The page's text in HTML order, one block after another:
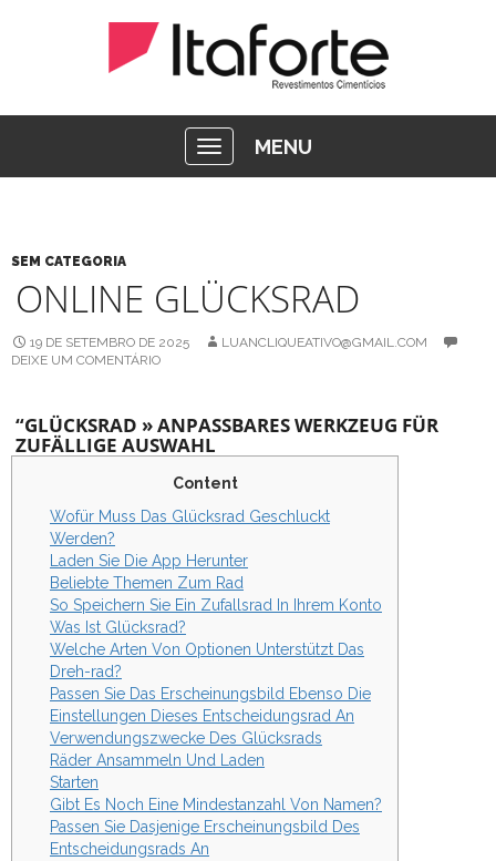
MENU
SEM CATEGORIA
ONLINE GLÜCKSRAD
19 DE SETEMBRO DE 2025
LUANCLIQUEATIVO@GMAIL.COM
DEIXE UM COMENTÁRIO
“GLÜCKSRAD » ANPASSBARES WERKZEUG FÜR
ZUFÄLLIGE AUSWAHL
Content
Wofür Muss Das Glücksrad Geschluckt
Werden?
Laden Sie Die App Herunter
Beliebte Themen Zum Rad
So Speichern Sie Ein Zufallsrad In Ihrem Konto
Was Ist Glücksrad?
Welche Arten Von Optionen Unterstützt Das
Dreh-rad?
Passen Sie Das Erscheinungsbild Ebenso Die
Einstellungen Dieses Entscheidungsrad An
Verwendungszwecke Des Glücksrads
Räder Ansammeln Und Laden
Starten
Gibt Es Noch Eine Mindestanzahl Von Namen?
Passen Sie Dasjenige Erscheinungsbild Des
Entscheidungsrads An